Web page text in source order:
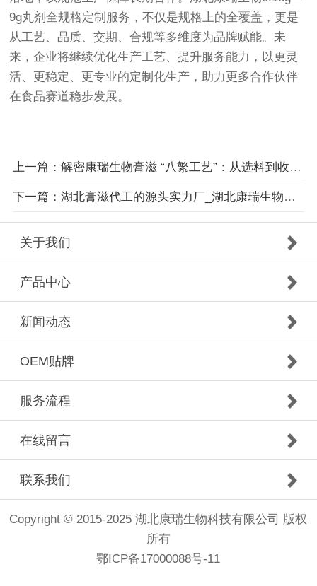
9g丸剂全规格定制服务，不仅是规格上的全覆盖，更是
从工艺、品质、交期、合规等多维度为品牌赋能。未
来，企业将继续优化生产工艺、提升服务能力，以更灵
活、更稳定、更专业的定制化生产，助力更多合作伙伴
在食品赛道稳步发展。
上一篇：解密康瑞生物膏滋 “八繁工艺”：从选料到收膏的匠心细节
下一篇：湖北膏滋代工的源头实力厂_湖北康瑞生物以硬核实力领跑行业
关于我们
产品中心
新闻动态
OEM贴牌
服务流程
在线留言
联系我们
Copyright © 2015-2025 湖北康瑞生物科技有限公司 版权
所有
鄂ICP备17000088号-11